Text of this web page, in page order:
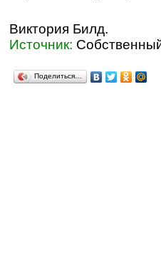
Виктория Билд.
Источник:
Поделиться…